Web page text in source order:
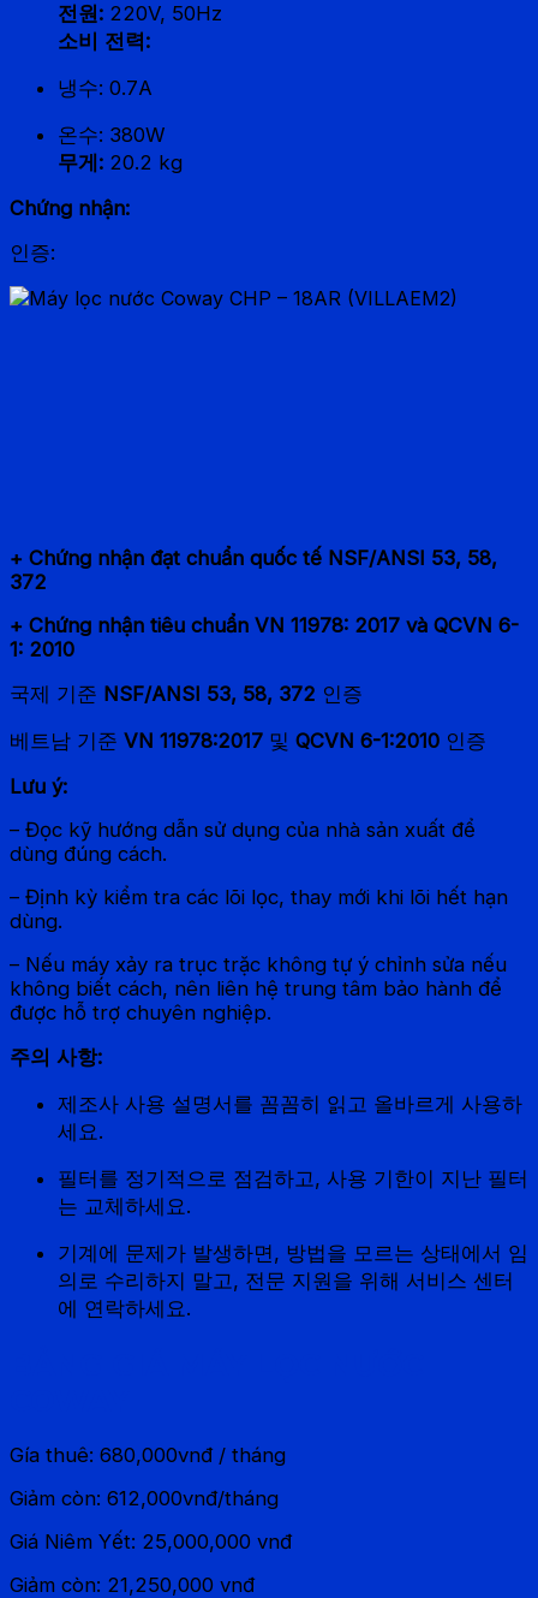
전원: 220V, 50Hz
소비 전력:
냉수: 0.7A
온수: 380W
무게: 20.2 kg
Chứng nhận:
인증:
+ Chứng nhận đạt chuẩn quốc tế NSF/ANSI 53, 58,
372
+ Chứng nhận tiêu chuẩn VN 11978: 2017 và QCVN 6-
1: 2010
국제 기준 NSF/ANSI 53, 58, 372 인증
베트남 기준 VN 11978:2017 및 QCVN 6-1:2010 인증
Lưu ý:
– Đọc kỹ hướng dẫn sử dụng của nhà sản xuất để
dùng đúng cách.
– Định kỳ kiểm tra các lõi lọc, thay mới khi lõi hết hạn
dùng.
– Nếu máy xảy ra trục trặc không tự ý chỉnh sửa nếu
không biết cách, nên liên hệ trung tâm bảo hành để
được hỗ trợ chuyên nghiệp.
주의 사항:
제조사 사용 설명서를 꼼꼼히 읽고 올바르게 사용하
세요.
필터를 정기적으로 점검하고, 사용 기한이 지난 필터
는 교체하세요.
기계에 문제가 발생하면, 방법을 모르는 상태에서 임
의로 수리하지 말고, 전문 지원을 위해 서비스 센터
에 연락하세요.
Gía thuê: 680,000vnđ / tháng
Giảm còn: 612,000vnđ/tháng
Giá Niêm Yết: 25,000,000 vnđ
Giảm còn: 21,250,000 vnđ